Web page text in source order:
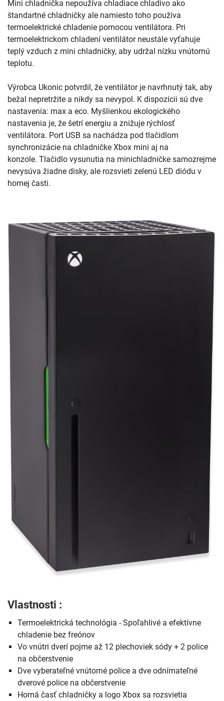
Mini chladnička nepoužíva chladiace chladivo ako
štandartné chladničky ale namiesto toho používa
termoelektrické chladenie pomocou ventilátora. Pri
termoelektrickom chladení ventilátor neustále vyťahuje
teplý vzduch z mini chladničky, aby udržal nízku vnútornú
teplotu.
Výrobca Ukonic potvrdil, že ventilátor je navrhnutý tak, aby
bežal nepretržite a nikdy sa nevypol. K dispozícii sú dve
nastavenia: max a eco. Myšlienkou ekologického
nastavenia je, že šetrí energiu a znižuje rýchlosť
ventilátora. Port USB sa nachádza pod tlačidlom
synchronizácie na chladničke Xbox mini aj na
konzole. Tlačidlo vysunutia na minichladničke samozrejme
nevysúva žiadne disky, ale rozsvieti zelenú LED diódu v
hornej časti.
Vlastnosti :
Termoelektrická technológia - Spoľahlivé a efektívne
chladenie bez freónov
Vo vnútri dverí pojme až 12 plechoviek sódy + 2 police
na občerstvenie
Dve vyberateľné vnútorné police a dve odnímateľné
dverové police na občerstvenie
Horná časť chladničky a logo Xbox sa rozsvietia